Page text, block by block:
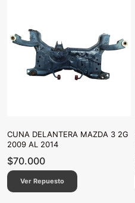
CUNA DELANTERA MAZDA 3 2G
2009 AL 2014
$70.000
Ver Repuesto